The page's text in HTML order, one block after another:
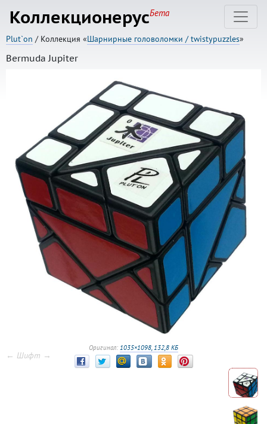
КоллекционерусБета
Plut`on / Коллекция «Шарнирные головоломки / twistypuzzles»
Bermuda Jupiter
Оригинал: 1035×1098, 132,8 КБ
← Шифт →